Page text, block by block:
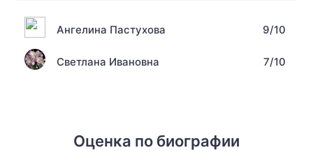
Ангелина Пастухова 9/10
Светлана Ивановна 7/10
Оценка по биографии